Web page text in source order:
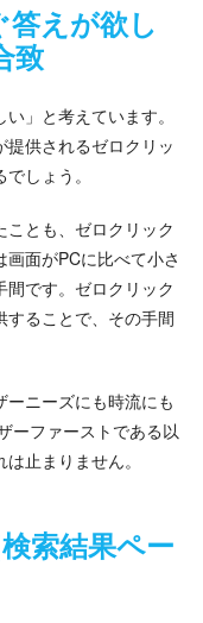
えが欲し
致
」と考えています。
供されるゼロクリッ
しょう。
ことも、ゼロクリック
面がPCに比べて小さ
です。ゼロクリック
ることで、その手間
ニーズにも時流にも
ーファーストである以
止まりません。
索結果ペー